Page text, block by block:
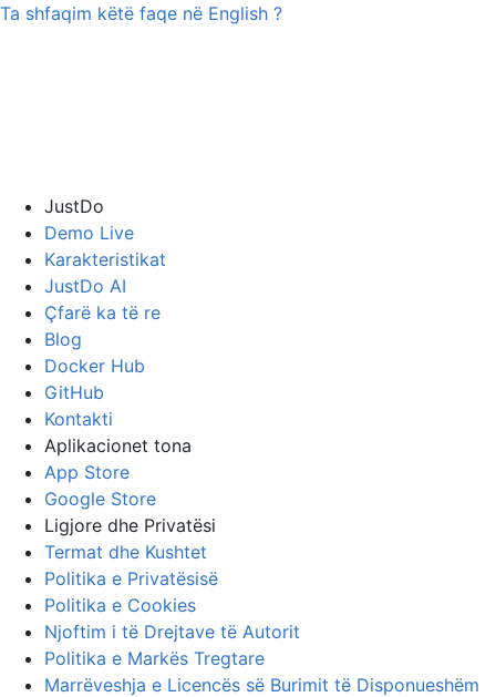
Ta shfaqim këtë faqe në English ?
JustDo
Demo Live
Karakteristikat
JustDo AI
Çfarë ka të re
Blog
Docker Hub
GitHub
Kontakti
Aplikacionet tona
App Store
Google Store
Ligjore dhe Privatësi
Termat dhe Kushtet
Politika e Privatësisë
Politika e Cookies
Njoftim i të Drejtave të Autorit
Politika e Markës Tregtare
Marrëveshja e Licencës së Burimit të Disponueshëm